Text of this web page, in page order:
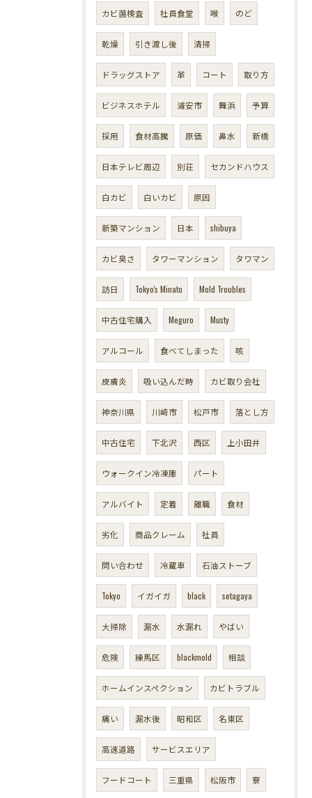
カビ菌検査 社員食堂 喉 のど
乾燥 引き渡し後 清掃
ドラッグストア 革 コート 取り方
ビジネスホテル 浦安市 舞浜 予算
採用 食材高騰 原価 鼻水 新橋
日本テレビ周辺 別荘 セカンドハウス
白カビ 白いカビ 原因
新築マンション 日本 shibuya
カビ臭さ タワーマンション タワマン
訪日 Tokyo's Minato Mold Troubles
中古住宅購入 Meguro Musty
アルコール 食べてしまった 咳
皮膚炎 吸い込んだ時 カビ取り会社
神奈川県 川崎市 松戸市 落とし方
中古住宅 下北沢 西区 上小田井
ウォークイン冷凍庫 パート
アルバイト 定着 離職 食材
劣化 商品クレーム 社員
問い合わせ 冷蔵車 石油ストーブ
Tokyo イガイガ black setagaya
大掃除 漏水 水漏れ やばい
危険 練馬区 blackmold 相談
ホームインスペクション カビトラブル
痛い 漏水後 昭和区 名東区
高速道路 サービスエリア
フードコート 三重県 松阪市 寮